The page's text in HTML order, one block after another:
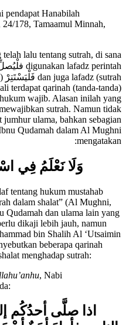
pendapat Hanabilah
178, Tamaamul Minnah,
lalu tentang sutrah, di sana
terdapat qarinah (tanda-tanda)
wajib. Alasan inilah yang
sutrah. Namun tidak
ulama, bahkan sebagian
Qudamah dalam Al Mughni
وَلَا نَعْلَمُ فِي
tentang hukum mustahab
dalam shalat” (Al Mughni,
dan ulama lain yang
dikaji lebih jauh, namun
bin Shalih Al ‘Utsaimin
beberapa qarinah
اذا صلَّى